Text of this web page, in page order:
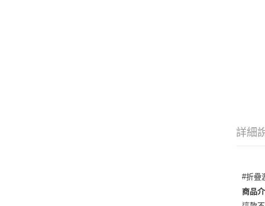
詳細
#折疊
商品